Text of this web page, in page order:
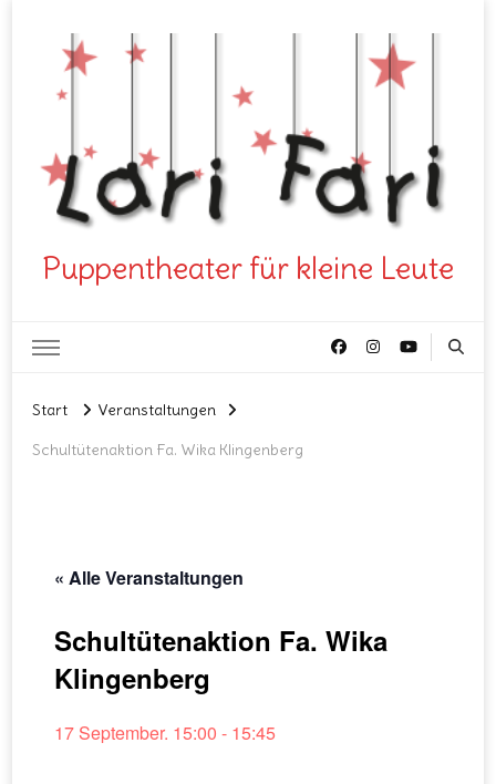
Puppentheater für kleine Leute
Start
Veranstaltungen
Schultütenaktion Fa. Wika Klingenberg
« Alle Veranstaltungen
Schultütenaktion Fa. Wika
Klingenberg
17 September. 15:00 - 15:45